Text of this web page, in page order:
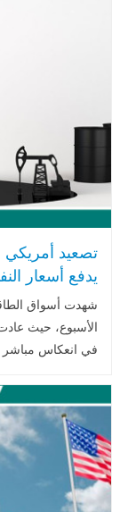
تصعيد
الإمدادات
شهدت أسواق الطاقة
الأسبوع، حيث
في انعكاس مباشر